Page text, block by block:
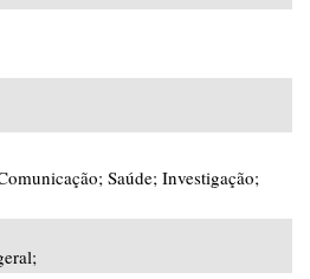
Saúde; Investigação;